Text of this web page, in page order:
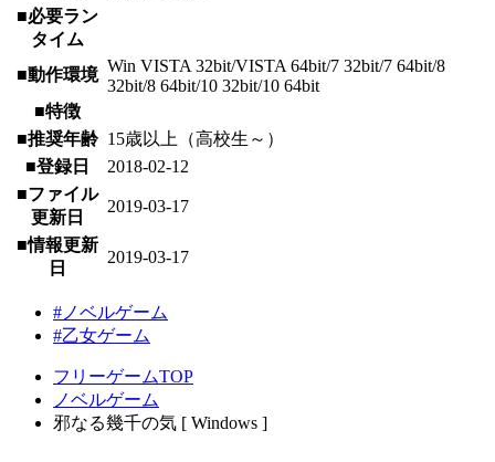
■必要ラン
タイム
■動作環境 Win VISTA 32bit/VISTA 64bit/7 32bit/7 64bit/8
32bit/8 64bit/10 32bit/10 64bit
■特徴
■推奨年齢 15歳以上（高校生～）
■登録日
2018-02-12
■ファイル
更新日
2019-03-17
■情報更新
日
2019-03-17
#ノベルゲーム
#乙女ゲーム
フリーゲームTOP
ノベルゲーム
邪なる幾千の気 [ Windows ]